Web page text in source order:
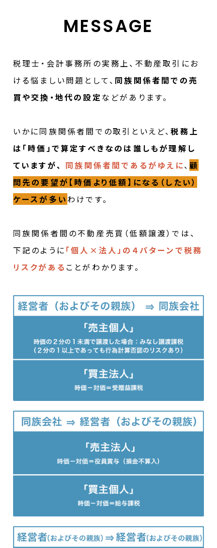
MESSAGE
税理士・会計事務所の実務上、不動産取引にお
ける悩ましい問題として、 同族関係者間での売
買や交換・地代の設定などがあります。
いかに同族関係者間での取引といえど、税務上
は「時価」で算定すべきなのは誰しもが理解し
ていますが、 同族関係者間であるがゆえに、顧
問先の要望が【時価より低額】になる（したい）
ケースが多い わけです。
同族関係者間の不動産売買（低額譲渡）では、
下記のように 「個人×法人」の４パターンで税務
リスクがある ことがわかります。